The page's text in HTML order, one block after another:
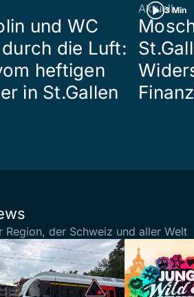
und WC
die Luft:
heftigen
in St.Gallen
3 Min
Aktuell
Region, der Schweiz und aller Welt